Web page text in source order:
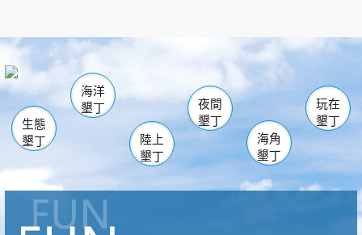
南仁湖
海生館
恆春 佳樂水
龍鑾潭自然中心 森林遊樂區
瓊麻館
關山 墾管處遊客中心
社頂公園 風吹沙
船帆石
白砂 龍磐公園
香蕉灣
砂島
鵝鑾鼻
生態
墾丁
海洋
墾丁
陸上
墾丁
夜間
墾丁
海角
墾丁
玩在
墾丁